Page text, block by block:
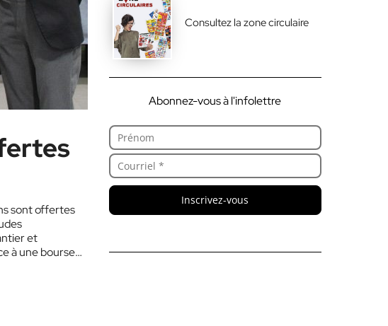
sont offertes
et
à une bourse
Consultez la zone circulaire
Abonnez-vous à l'infolettre
Inscrivez-vous